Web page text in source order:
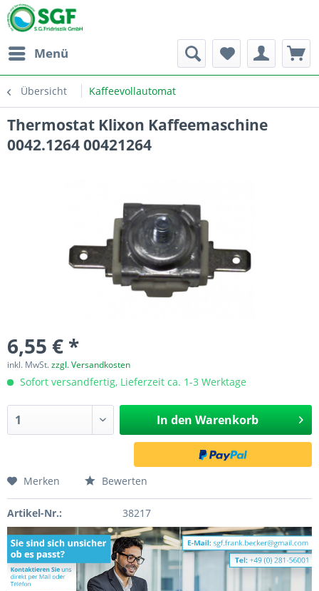
Menü
Übersicht Kaffeevollautomat
Thermostat Klixon Kaffeemaschine
0042.1264 00421264
6,55 € *
inkl. MwSt.zzgl. Versandkosten
Sofort versandfertig, Lieferzeit ca. 1-3 Werktage
In den Warenkorb
Merken Bewerten
Artikel-Nr.: 38217